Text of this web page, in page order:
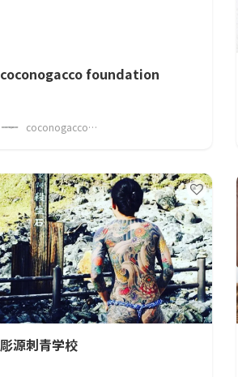
coconogacco foundation
coconogacco_foundation
彫源刺青学校